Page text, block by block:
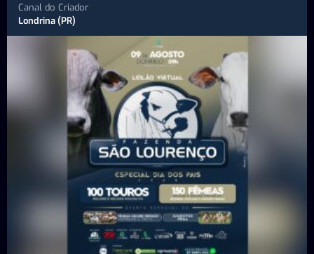
Canal do Criador
Londrina (PR)